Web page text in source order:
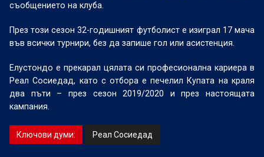
съобщението на клуба.
През този сезон 32-годишният футболист е изиграл 17 мача
във всички турнири, без да запише гол или асистенция.
Елустондо е прекарал цялата си професионална кариера в
Реал Сосиедад, като с отбора е печелил Купата на краля
два пъти – през сезон 2019/2020 и през настоящата
кампания.
Ключови думи: Реал Сосиедад